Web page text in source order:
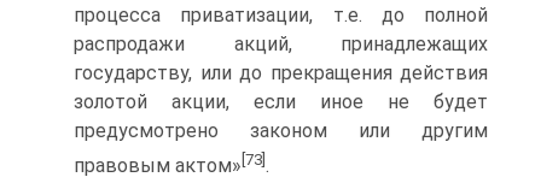
процесса приватизации, т.е. до полной
распродажи акций, принадлежащих
государству, или до прекращения действия
золотой акции, если иное не будет
предусмотрено законом или другим
правовым актом» [73] .